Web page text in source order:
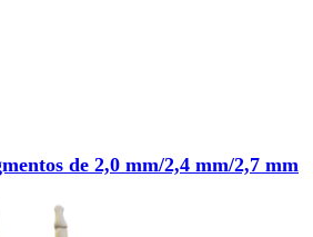
de 2,0 mm/2,4 mm/2,7 mm